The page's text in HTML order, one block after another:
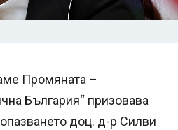
Промяната –
България“ призовава
доц. д-р Силви